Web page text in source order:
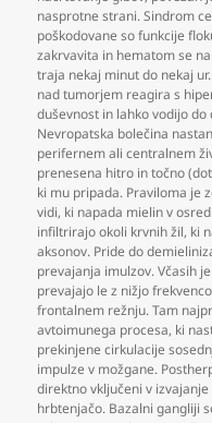
nasprotne strani. Sindrom
poškodovane so funkcije
zakrvavita in hematom se
traja nekaj minut do nekaj
nad tumorjem reagira s
duševnost in lahko vodijo
Nevropatska bolečina
perifernem ali centralnem
prenesena hitro in točno
ki mu pripada. Praviloma je
vidi, ki napada mielin v
infiltrirajo okoli krvnih žil, ki
aksonov. Pride do
prevajanja imulzov. Včasih
prevajajo le z nižjo
frontalnem režnju. Tam
avtoimunega procesa, ki
prekinjene cirkulacije
impulze v možgane.
direktno vključeni v
hrbtenjačo. Bazalni gangliji